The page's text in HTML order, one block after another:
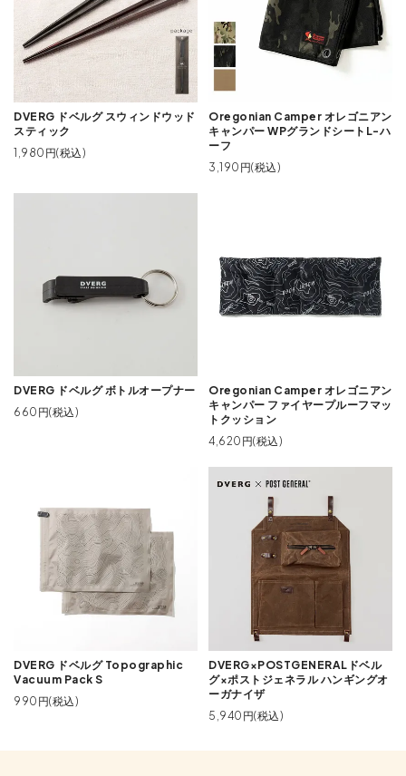
DVERG ドベルグ スウィンドウッド
スティック
1,980円(税込)
Oregonian Camper オレゴニアン
キャンパー WPグランドシートL-ハ
ーフ
3,190円(税込)
DVERG ドベルグ ボトルオープナー
660円(税込)
Oregonian Camper オレゴニアン
キャンパー ファイヤープルーフマッ
トクッション
4,620円(税込)
DVERG ドベルグ Topographic
Vacuum Pack S
990円(税込)
DVERG×POSTGENERALドベル
グ×ポストジェネラル ハンギングオ
ーガナイザ
5,940円(税込)